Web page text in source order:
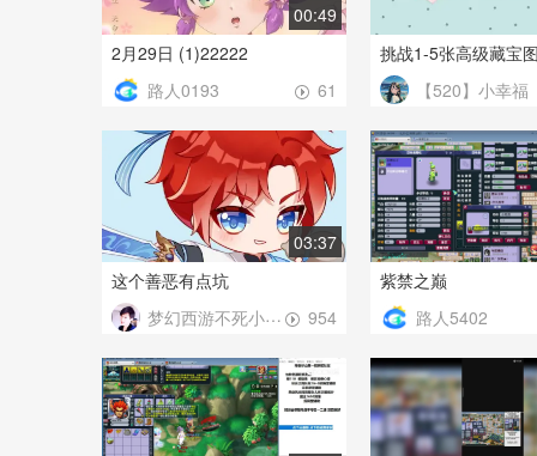
00:49
2月29日 (1)22222
61
路人0193
挑战1-5张高级藏宝
【520】小幸福
03:37
这个善恶有点坑
954
梦幻西游不死小强、
紫禁之巅
路人5402